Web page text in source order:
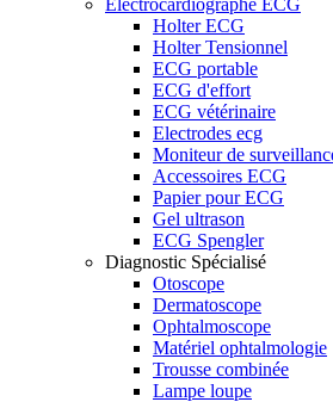
Electrocardiographe ECG
Holter ECG
Holter Tensionnel
ECG portable
ECG d'effort
ECG vétérinaire
Electrodes ecg
Moniteur de
Accessoires ECG
Papier pour ECG
Gel ultrason
ECG Spengler
Diagnostic Spécialisé
Otoscope
Dermatoscope
Ophtalmoscope
Matériel ophtalmologie
Trousse combinée
Lampe loupe